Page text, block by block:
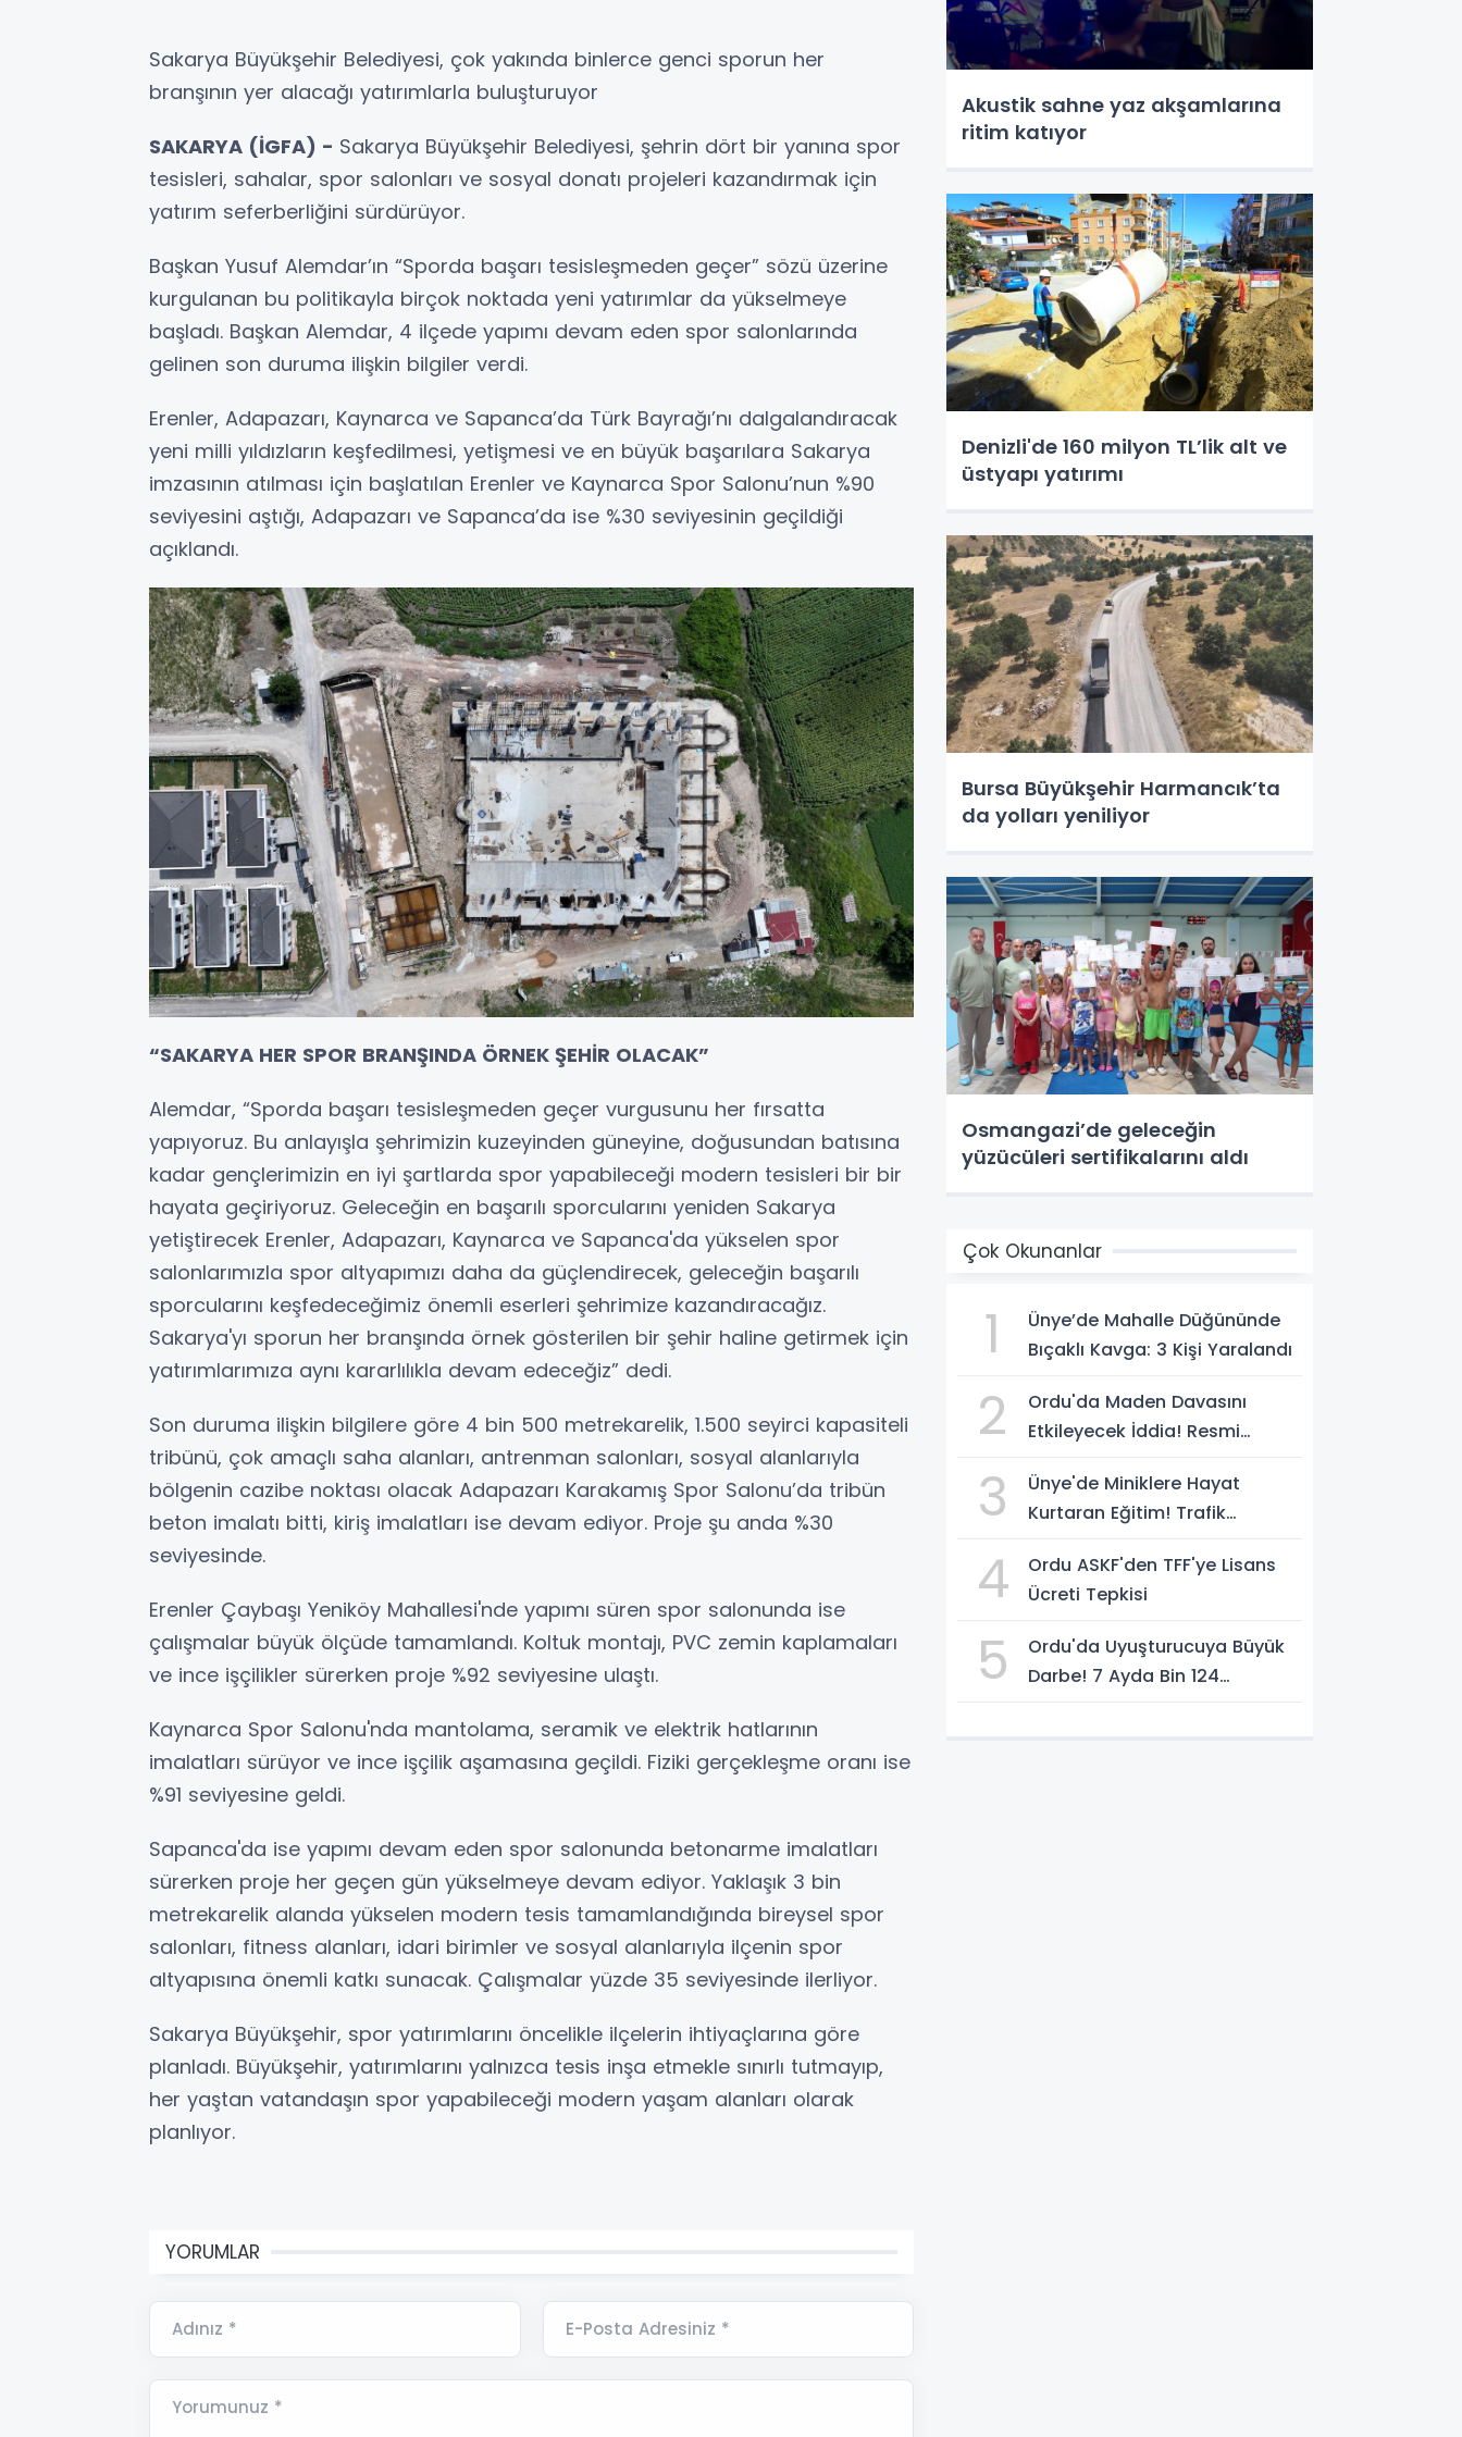
Sakarya Büyükşehir Belediyesi, çok yakında binlerce genci sporun her
branşının yer alacağı yatırımlarla buluşturuyor
SAKARYA (İGFA) - Sakarya Büyükşehir Belediyesi, şehrin dört bir yanına spor
tesisleri, sahalar, spor salonları ve sosyal donatı projeleri kazandırmak için
yatırım seferberliğini sürdürüyor.
Başkan Yusuf Alemdar’ın “Sporda başarı tesisleşmeden geçer” sözü üzerine
kurgulanan bu politikayla birçok noktada yeni yatırımlar da yükselmeye
başladı. Başkan Alemdar, 4 ilçede yapımı devam eden spor salonlarında
gelinen son duruma ilişkin bilgiler verdi.
Erenler, Adapazarı, Kaynarca ve Sapanca’da Türk Bayrağı’nı dalgalandıracak
yeni milli yıldızların keşfedilmesi, yetişmesi ve en büyük başarılara Sakarya
imzasının atılması için başlatılan Erenler ve Kaynarca Spor Salonu’nun %90
seviyesini aştığı, Adapazarı ve Sapanca’da ise %30 seviyesinin geçildiği
açıklandı.
“SAKARYA HER SPOR BRANŞINDA ÖRNEK ŞEHİR OLACAK”
Alemdar, “Sporda başarı tesisleşmeden geçer vurgusunu her fırsatta
yapıyoruz. Bu anlayışla şehrimizin kuzeyinden güneyine, doğusundan batısına
kadar gençlerimizin en iyi şartlarda spor yapabileceği modern tesisleri bir bir
hayata geçiriyoruz. Geleceğin en başarılı sporcularını yeniden Sakarya
yetiştirecek Erenler, Adapazarı, Kaynarca ve Sapanca'da yükselen spor
salonlarımızla spor altyapımızı daha da güçlendirecek, geleceğin başarılı
sporcularını keşfedeceğimiz önemli eserleri şehrimize kazandıracağız.
Sakarya'yı sporun her branşında örnek gösterilen bir şehir haline getirmek için
yatırımlarımıza aynı kararlılıkla devam edeceğiz” dedi.
Son duruma ilişkin bilgilere göre 4 bin 500 metrekarelik, 1.500 seyirci kapasiteli
tribünü, çok amaçlı saha alanları, antrenman salonları, sosyal alanlarıyla
bölgenin cazibe noktası olacak Adapazarı Karakamış Spor Salonu’da tribün
beton imalatı bitti, kiriş imalatları ise devam ediyor. Proje şu anda %30
seviyesinde.
Erenler Çaybaşı Yeniköy Mahallesi'nde yapımı süren spor salonunda ise
çalışmalar büyük ölçüde tamamlandı. Koltuk montajı, PVC zemin kaplamaları
ve ince işçilikler sürerken proje %92 seviyesine ulaştı.
Kaynarca Spor Salonu'nda mantolama, seramik ve elektrik hatlarının
imalatları sürüyor ve ince işçilik aşamasına geçildi. Fiziki gerçekleşme oranı ise
%91 seviyesine geldi.
Sapanca'da ise yapımı devam eden spor salonunda betonarme imalatları
sürerken proje her geçen gün yükselmeye devam ediyor. Yaklaşık 3 bin
metrekarelik alanda yükselen modern tesis tamamlandığında bireysel spor
salonları, fitness alanları, idari birimler ve sosyal alanlarıyla ilçenin spor
altyapısına önemli katkı sunacak. Çalışmalar yüzde 35 seviyesinde ilerliyor.
Sakarya Büyükşehir, spor yatırımlarını öncelikle ilçelerin ihtiyaçlarına göre
planladı. Büyükşehir, yatırımlarını yalnızca tesis inşa etmekle sınırlı tutmayıp,
her yaştan vatandaşın spor yapabileceği modern yaşam alanları olarak
planlıyor.
YORUMLAR
Adınız * E-Posta Adresiniz *
Yorumunuz *
Akustik sahne yaz akşamlarına
ritim katıyor
Denizli'de 160 milyon TL’lik alt ve
üstyapı yatırımı
Bursa Büyükşehir Harmancık’ta
da yolları yeniliyor
Osmangazi’de geleceğin
yüzücüleri sertifikalarını aldı
Çok Okunanlar
1
Ünye’de Mahalle Düğününde
Bıçaklı Kavga: 3 Kişi Yaralandı
2
Ordu'da Maden Davasını
Etkileyecek İddia! Resmi
3
Ünye'de Miniklere Hayat
Kurtaran Eğitim! Trafik
4
Ordu ASKF'den TFF'ye Lisans
Ücreti Tepkisi
5
Ordu'da Uyuşturucuya Büyük
Darbe! 7 Ayda Bin 124